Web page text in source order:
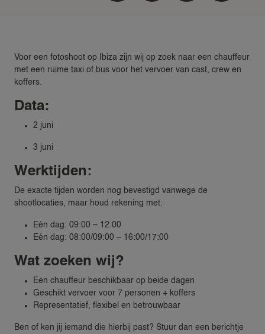
Voor een fotoshoot op Ibiza zijn wij op zoek naar een chauffeur
met een ruime taxi of bus voor het vervoer van cast, crew en
koffers.
Data:
2 juni
3 juni
Werktijden:
De exacte tijden worden nog bevestigd vanwege de
shootlocaties, maar houd rekening met:
Eén dag: 09:00 – 12:00
Eén dag: 08:00/09:00 – 16:00/17:00
Wat zoeken wij?
Een chauffeur beschikbaar op beide dagen
Geschikt vervoer voor 7 personen + koffers
Representatief, flexibel en betrouwbaar
Ben of ken jij iemand die hierbij past? Stuur dan een berichtje